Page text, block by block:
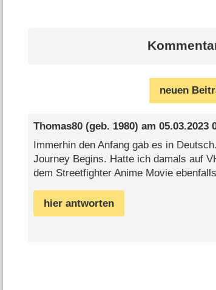
neuen
Thomas80(geb. 1980) am 05.03.2023
Immerhin den Anfang gab es in
Journey Begins. Hatte ich damals auf
dem Streetfighter Anime Movie
hier antworten